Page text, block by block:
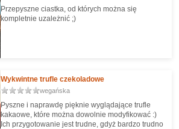
Przepyszne ciastka, od których można się
kompletnie uzależnić ;)
Wykwintne trufle czekoladowe
wegańska
Pyszne i naprawdę pięknie wyglądające trufle
kakaowe, które można dowolnie modyfikować :)
Ich przygotowanie jest trudne, gdyż bardzo trudno